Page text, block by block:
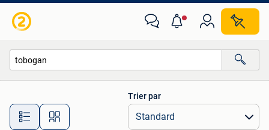
Toutes les distances…
Trier par